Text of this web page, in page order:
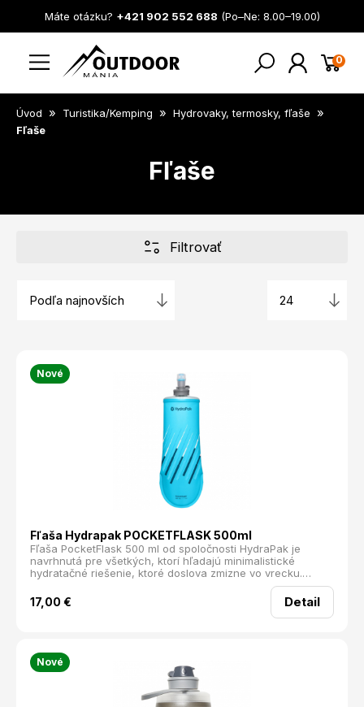
Máte otázku? +421 902 552 688 (Po–Ne: 8.00–19.00)
0
Úvod » Turistika/Kemping » Hydrovaky, termosky, fľaše »
Fľaše
Fľaše
Filtrovať
Nové
Fľaša Hydrapak POCKETFLASK 500ml
Fľaša PocketFlask 500 ml od spoločnosti HydraPak je
navrhnutá pre všetkých, ktorí hľadajú minimalistické
hydratačné riešenie, ktoré doslova zmizne vo vrecku.
Vďaka svojmu jedinečnému plochému profilu a mäkkému
poddajnému materiálu netlačí, ani keď je umiestnená
priamo na tele alebo v tesnom bežeckom vrecku.
17,00 € Detail
Nové